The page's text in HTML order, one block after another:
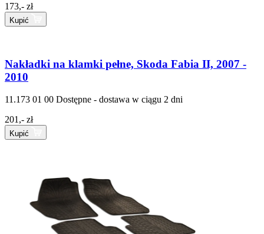
173,- zł
Kupić
Nakładki na klamki pełne, Skoda Fabia II, 2007 -
2010
11.173 01 00 Dostępne - dostawa w ciągu 2 dni
201,- zł
Kupić